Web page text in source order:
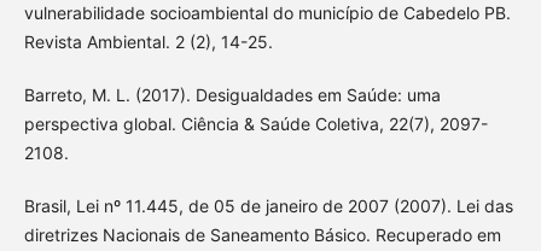
vulnerabilidade socioambiental do município de Cabedelo PB.
Revista Ambiental. 2 (2), 14-25.
Barreto, M. L. (2017). Desigualdades em Saúde: uma
perspectiva global. Ciência & Saúde Coletiva, 22(7), 2097-
2108.
Brasil, Lei nº 11.445, de 05 de janeiro de 2007 (2007). Lei das
diretrizes Nacionais de Saneamento Básico. Recuperado em